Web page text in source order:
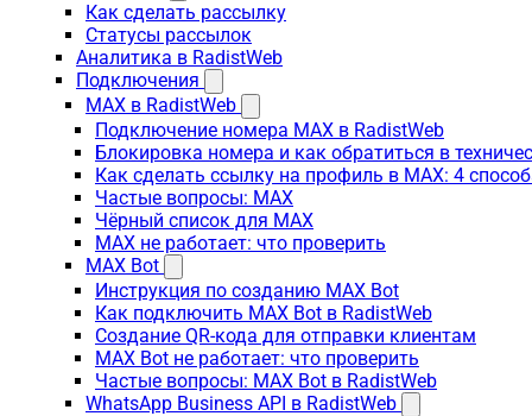
Как сделать рассылку
Статусы рассылок
Аналитика в RadistWeb
Подключения
MAX в RadistWeb
Подключение номера MAX в RadistWeb
Блокировка номера и как обратиться в
Как сделать ссылку на профиль в MAX: 4
Частые вопросы: MAX
Чёрный список для MAX
MAX не работает: что проверить
MAX Bot
Инструкция по созданию MAX Bot
Как подключить MAX Bot в RadistWeb
Создание QR-кода для отправки клиентам
MAX Bot не работает: что проверить
Частые вопросы: MAX Bot в RadistWeb
WhatsApp Business API в RadistWeb